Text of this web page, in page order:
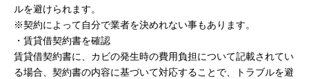
ルを避けられます。
※契約によって自分で業者を決めれない事もあります。
・賃貸借契約書を確認
賃貸借契約書に、カビの発生時の費用負担について記載されてい
る場合、契約書の内容に基づいて対応することで、トラブルを避